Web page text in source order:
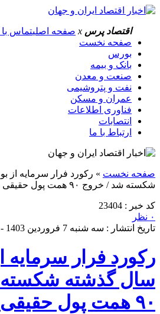
اقتصاد پرس x صفحه اصلیتماس با
صفحه نخست
بورس
بانک و بیمه
صنعت و معدن
نفت و پتروشیمی
عمران و مسکن
فناوری اطلاعات
انتصابات
ارتباط با ما
صفحه نخست » رکورد فرار سرمایه
شکسته شد / خروج ۹۰ همت پول حقیقی
کد خبر : 23404
۰ نظر
تاریخ انتشار : سه شنبه 7 فروردین 1403 - 18:21
رکورد فرار سرمایه
سال گذشته
۹۰ همت پول حقیقی